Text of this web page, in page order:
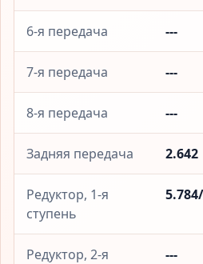
6-я передача ---
7-я передача ---
8-я передача ---
Задняя передача 2.642
Редуктор, 1-я
ступень
Редуктор, 2-я
---